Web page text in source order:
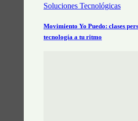
Soluciones Tecnológicas
Movimiento Yo Puedo: clases
tecnología a tu ritmo